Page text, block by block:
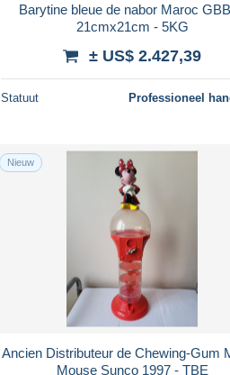
Barytine bleue de nabor Maroc
21cmx21cm - 5KG
± US$ 2.427,39
Statuut Professioneel
Nieuw
Ancien Distributeur de Chewing-Gum
Mouse Sunco 1997 - TBE